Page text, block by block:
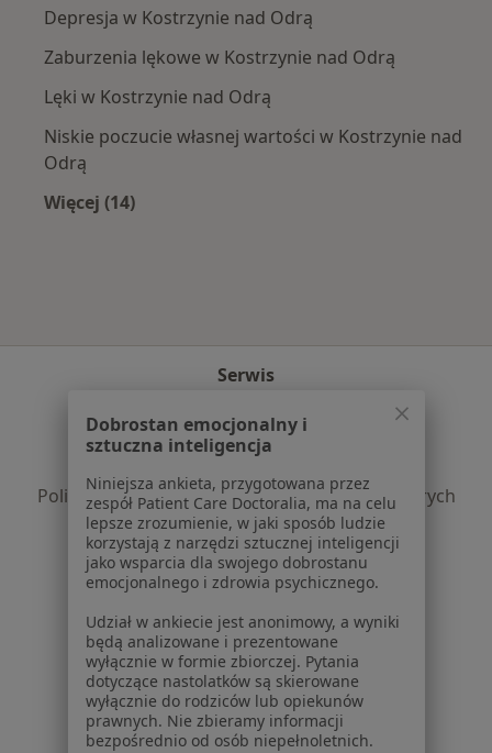
Depresja w Kostrzynie nad Odrą
Zaburzenia lękowe w Kostrzynie nad Odrą
Lęki w Kostrzynie nad Odrą
Niskie poczucie własnej wartości w Kostrzynie nad
Odrą
Więcej (14)
Serwis
Regulamin
Polityka prywatności pacjentów
Polityka prywatności dla profesjonalistów, których
dane pozyskaliśmy samodzielnie
Polityka cookies
Jak działają wyniki wyszukiwania
O nas
Praca Rekrutujemy!
Partnerzy
Centrum prasowe
Kontakt
Dobrostan emocjonalny i
sztuczna inteligencja
Niniejsza ankieta, przygotowana przez
zespół Patient Care Doctoralia, ma na celu
lepsze zrozumienie, w jaki sposób ludzie
korzystają z narzędzi sztucznej inteligencji
jako wsparcia dla swojego dobrostanu
emocjonalnego i zdrowia psychicznego.
Udział w ankiecie jest anonimowy, a wyniki
będą analizowane i prezentowane
wyłącznie w formie zbiorczej. Pytania
dotyczące nastolatków są skierowane
wyłącznie do rodziców lub opiekunów
prawnych. Nie zbieramy informacji
bezpośrednio od osób niepełnoletnich.